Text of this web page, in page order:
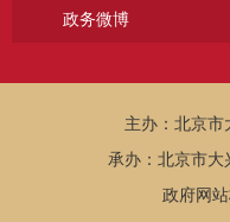
政务微博
主办：北京市
承办：北京市大
政府网站